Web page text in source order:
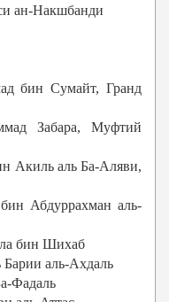
ан-Накшбанди
бин Сумайт, Гранд
Забара, Муфтий
Акиль аль Ба-Аляви,
Абдуррахман аль-
бин Шихаб
аль-Ахдаль
Фадаль